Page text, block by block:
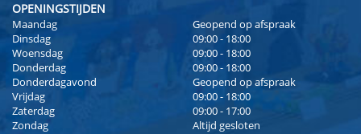
OPENINGSTIJDEN
Maandag
Geopend op afspraak
Dinsdag
09:00 - 18:00
Woensdag
09:00 - 18:00
Donderdag
09:00 - 18:00
Donderdagavond
Geopend op afspraak
Vrijdag
09:00 - 18:00
Zaterdag
09:00 - 17:00
Zondag
Altijd gesloten